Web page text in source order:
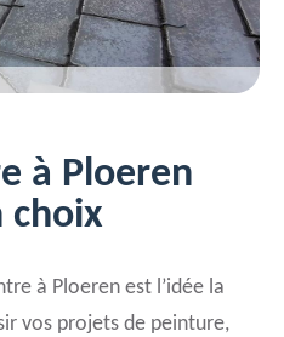
à Ploeren
choix
à Ploeren est l’idée la
vos projets de peinture,